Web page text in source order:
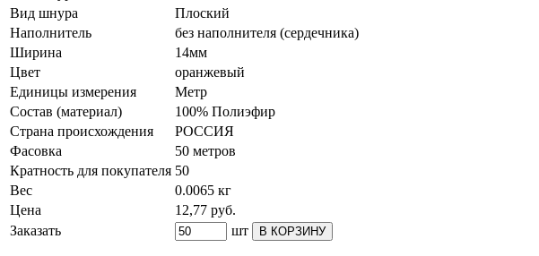
Вид шнура
Плоский
Наполнитель
без наполнителя (сердечника)
Ширина
14мм
Цвет
оранжевый
Единицы измерения
Метр
Состав (материал)
100% Полиэфир
Страна происхождения
РОССИЯ
Фасовка
50 метров
Кратность для покупателя 50
Вес
0.0065 кг
Цена
12,77 руб.
Заказать
шт В КОРЗИНУ